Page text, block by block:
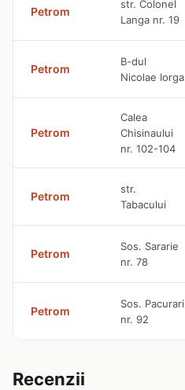
Petrom
str. Colonel
Langa nr. 19
Petrom
B-dul
Nicolae Iorga
Petrom
Calea
Chisinaului
nr. 102-104
Petrom
str.
Tabacului
Petrom
Sos. Sararie
nr. 78
Petrom
Sos. Pacurari
nr. 92
Recenzii